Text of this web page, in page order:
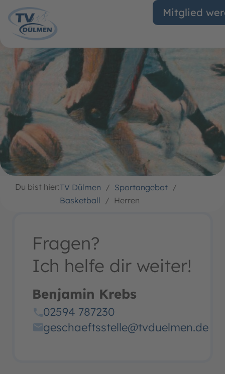
Mitglied
Du bist hier:TV Dülmen / Sportangebot /
Basketball / Herren
Fragen?
Ich helfe dir weiter!
Benjamin Krebs
02594 787230
geschaeftsstelle@tvduelmen.de